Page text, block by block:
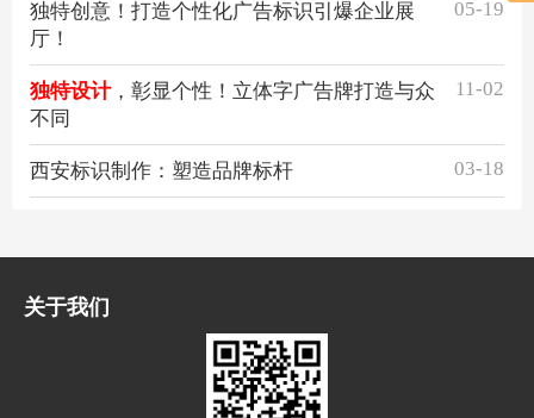
独特创意！打造个性化广告标识引爆企业展
厅！
05-19
独特设计，彰显个性！立体字广告牌打造与众
不同
11-02
西安标识制作：塑造品牌标杆 03-18
关于我们